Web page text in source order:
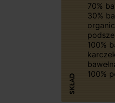
SKŁAD
70% bawełna,
30%
100%
100%